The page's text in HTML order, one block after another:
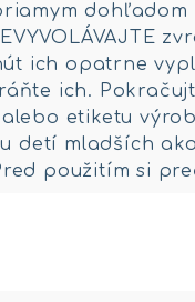
dohľadom
ich opatrne
ich.
etiketu
detí mladších
použitím si